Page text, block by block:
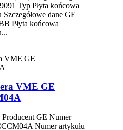
Typ Płyta końcowa
dane GE
Płyta końcowa
VME GE
GE Numer
Numer artykułu